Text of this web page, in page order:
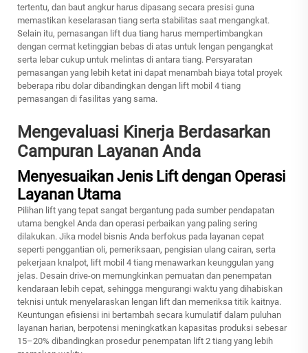
tertentu, dan baut angkur harus dipasang secara presisi guna
memastikan keselarasan tiang serta stabilitas saat mengangkat.
Selain itu, pemasangan lift dua tiang harus mempertimbangkan
dengan cermat ketinggian bebas di atas untuk lengan pengangkat
serta lebar cukup untuk melintas di antara tiang. Persyaratan
pemasangan yang lebih ketat ini dapat menambah biaya total proyek
beberapa ribu dolar dibandingkan dengan lift mobil 4 tiang
pemasangan di fasilitas yang sama.
Mengevaluasi Kinerja Berdasarkan
Campuran Layanan Anda
Menyesuaikan Jenis Lift dengan Operasi
Layanan Utama
Pilihan lift yang tepat sangat bergantung pada sumber pendapatan
utama bengkel Anda dan operasi perbaikan yang paling sering
dilakukan. Jika model bisnis Anda berfokus pada layanan cepat
seperti penggantian oli, pemeriksaan, pengisian ulang cairan, serta
pekerjaan knalpot, lift mobil 4 tiang menawarkan keunggulan yang
jelas. Desain drive-on memungkinkan pemuatan dan penempatan
kendaraan lebih cepat, sehingga mengurangi waktu yang dihabiskan
teknisi untuk menyelaraskan lengan lift dan memeriksa titik kaitnya.
Keuntungan efisiensi ini bertambah secara kumulatif dalam puluhan
layanan harian, berpotensi meningkatkan kapasitas produksi sebesar
15–20% dibandingkan prosedur penempatan lift 2 tiang yang lebih